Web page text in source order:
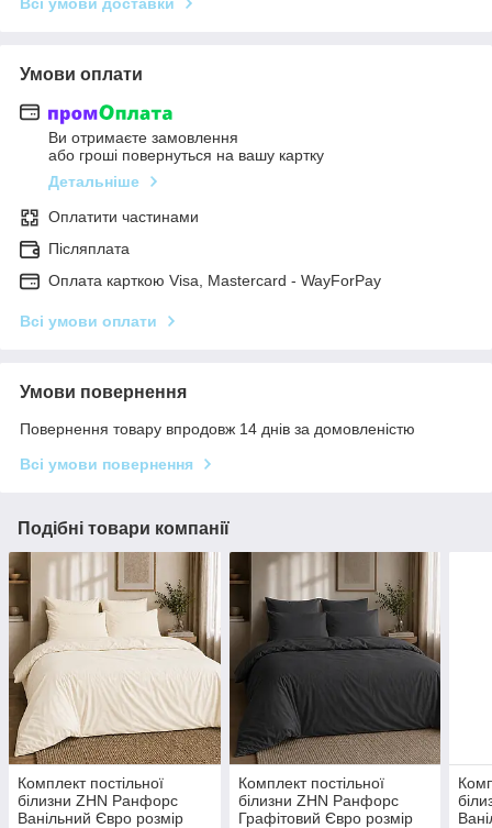
Умови оплати
Ви отримаєте замовлення
або гроші повернуться на вашу картку
Детальніше
Оплатити частинами
Післяплата
Оплата карткою Visa, Mastercard - WayForPay
Всі умови оплати
Умови повернення
Повернення товару впродовж 14 днів за домовленістю
Всі умови повернення
Подібні товари компанії
Комплект постільної
білизни ZHN Ранфорс
Ванільний Євро розмір
Комплект постільної
білизни ZHN Ранфорс
Графітовий Євро розмір